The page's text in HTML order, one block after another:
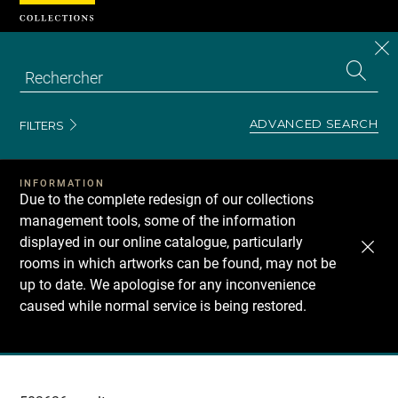
FILTERS ADVANCED SEARCH
INFORMATION
Due to the complete redesign of our collections
management tools, some of the information
displayed in our online catalogue, particularly
rooms in which artworks can be found, may not be
up to date. We apologise for any inconvenience
caused while normal service is being restored.
Recherche
Cookies management panel